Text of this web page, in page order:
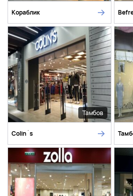
Кораблик
Тамбов
Colin`s